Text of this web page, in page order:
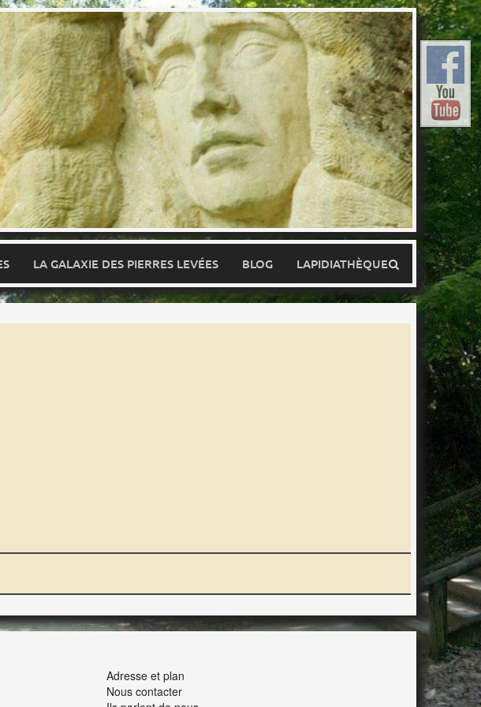
LA GALAXIE DES PIERRES LEVÉES BLOG LAPIDIATHÈQUE
Adresse et plan
Nous contacter